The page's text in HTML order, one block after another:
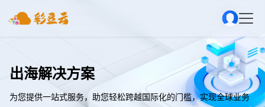
出海解决方案
为您提供一站式服务，助您轻松跨越国际化的门槛，实现全球业务